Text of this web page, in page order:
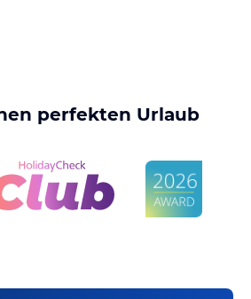
perfekten Urlaub